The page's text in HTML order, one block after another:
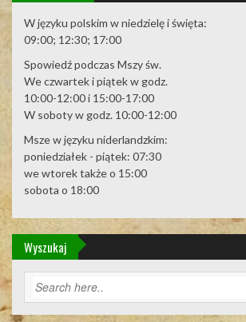
W języku polskim w niedzielę i święta:
09:00; 12:30; 17:00
Spowiedź podczas Mszy św.
We czwartek i piątek w godz.
10:00-12:00 i 15:00-17:00
W soboty w godz. 10:00-12:00
Msze w języku niderlandzkim:
poniedziałek - piątek: 07:30
we wtorek także o 15:00
sobota o 18:00
Wyszukaj